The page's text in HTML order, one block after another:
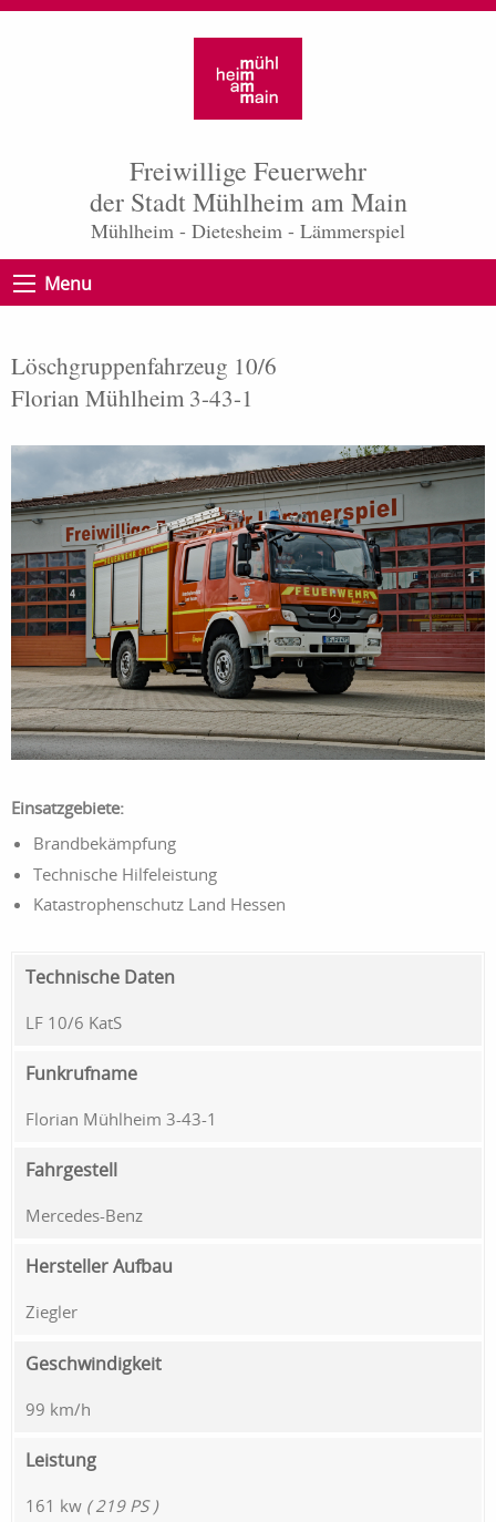
Freiwillige Feuerwehr
der Stadt Mühlheim am Main
Mühlheim - Dietesheim - Lämmerspiel
Menu
Löschgruppenfahrzeug 10/6
Florian Mühlheim 3-43-1
Einsatzgebiete:
Brandbekämpfung
Technische Hilfeleistung
Katastrophenschutz Land Hessen
Technische Daten
LF 10/6 KatS
Funkrufname
Florian Mühlheim 3-43-1
Fahrgestell
Mercedes-Benz
Hersteller Aufbau
Ziegler
Geschwindigkeit
99 km/h
Leistung
161 kw ( 219 PS )